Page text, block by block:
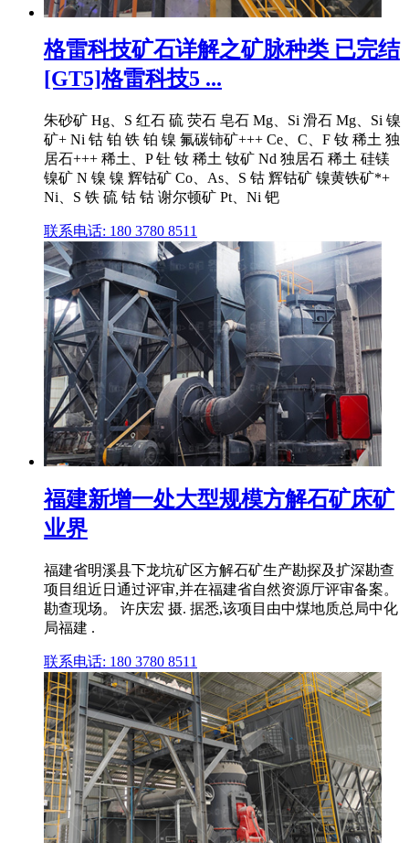
格雷科技矿石详解之矿脉种类 已完结
[GT5]格雷科技5 ...
朱砂矿 Hg、S 红石 硫 荧石 皂石 Mg、Si 滑石 Mg、Si 镍
矿+ Ni 钴 铂 铁 铂 镍 氟碳铈矿+++ Ce、C、F 钕 稀土 独
居石+++ 稀土、P 钍 钕 稀土 钕矿 Nd 独居石 稀土 硅镁
镍矿 N 镍 镍 辉钴矿 Co、As、S 钴 辉钴矿 镍黄铁矿*+
Ni、S 铁 硫 钴 钴 谢尔顿矿 Pt、Ni 钯
联系电话: 180 3780 8511
福建新增一处大型规模方解石矿床矿
业界
福建省明溪县下龙坑矿区方解石矿生产勘探及扩深勘查
项目组近日通过评审,并在福建省自然资源厅评审备案。
勘查现场。 许庆宏 摄. 据悉,该项目由中煤地质总局中化
局福建 .
联系电话: 180 3780 8511